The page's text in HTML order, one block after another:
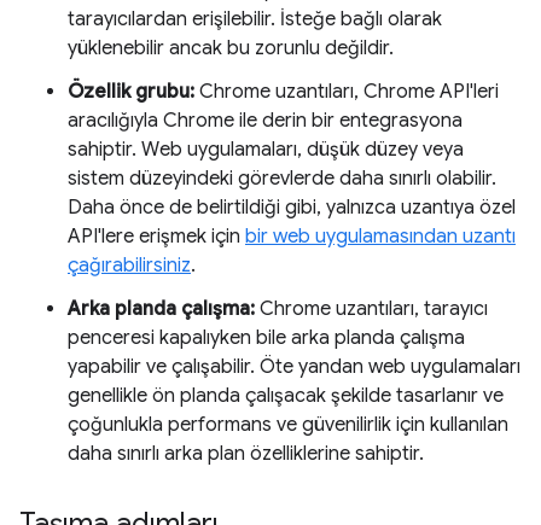
tarayıcılardan erişilebilir. İsteğe bağlı olarak
yüklenebilir ancak bu zorunlu değildir.
Özellik grubu: Chrome uzantıları, Chrome API'leri
aracılığıyla Chrome ile derin bir entegrasyona
sahiptir. Web uygulamaları, düşük düzey veya
sistem düzeyindeki görevlerde daha sınırlı olabilir.
Daha önce de belirtildiği gibi, yalnızca uzantıya özel
API'lere erişmek için bir web uygulamasından uzantı
çağırabilirsiniz.
Arka planda çalışma: Chrome uzantıları, tarayıcı
penceresi kapalıyken bile arka planda çalışma
yapabilir ve çalışabilir. Öte yandan web uygulamaları
genellikle ön planda çalışacak şekilde tasarlanır ve
çoğunlukla performans ve güvenilirlik için kullanılan
daha sınırlı arka plan özelliklerine sahiptir.